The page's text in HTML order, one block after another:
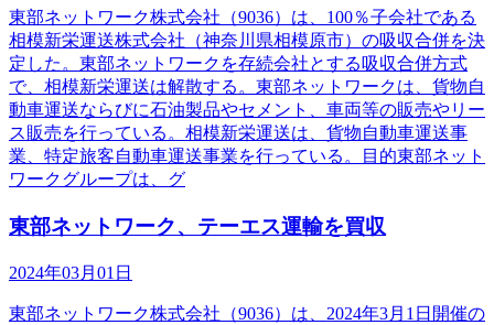
東部ネットワーク株式会社（9036）は、100％子会社である
相模新栄運送株式会社（神奈川県相模原市）の吸収合併を決
定した。東部ネットワークを存続会社とする吸収合併方式
で、相模新栄運送は解散する。東部ネットワークは、貨物自
動車運送ならびに石油製品やセメント、車両等の販売やリー
ス販売を行っている。相模新栄運送は、貨物自動車運送事
業、特定旅客自動車運送事業を行っている。目的東部ネット
ワークグループは、グ
東部ネットワーク、テーエス運輸を買収
2024年03月01日
東部ネットワーク株式会社（9036）は、2024年3月1日開催の